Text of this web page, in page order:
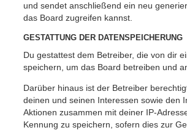
und sendet anschließend ein neu
das Board zugreifen kannst.
GESTATTUNG DER DATENSPEICHERUNG
Du gestattest dem Betreiber, die von dir
speichern, um das Board betreiben und
Darüber hinaus ist der Betreiber
deinen und seinen Interessen sowie den
Aktionen zusammen mit deiner IP-
Kennung zu speichern, sofern dies zur